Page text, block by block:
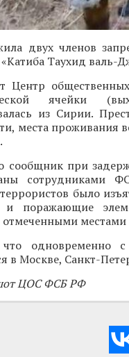
двух членов
Таухид валь-
Центр
ячейки
из Сирии.
места проживания
сообщник при
сотрудниками
было
и поражающие
отмеченными
что
в Москве, Санкт-
ЦОС ФСБ РФ